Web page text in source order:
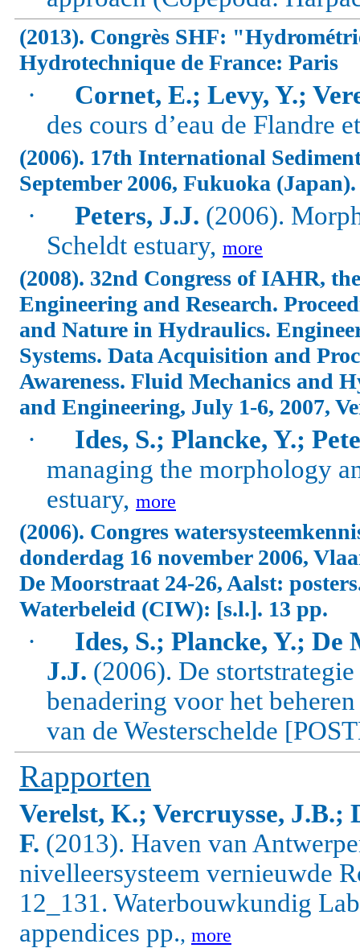
(2013). Congrès SHF:
Hydrotechnique de France: Paris
·
Cornet, E.; Levy, Y.;
des cours d’eau de Flandre
(2006). 17th International
September 2006, Fukuoka
· Peters, J.J. (2006).
Scheldt estuary, more
(2008). 32nd Congress of IAHR,
Engineering and Research.
and Nature in Hydraulics.
Systems. Data Acquisition and
Awareness. Fluid Mechanics and
and Engineering, July 1-6, 2007,
·
Ides, S.; Plancke, Y.;
managing the morphology
estuary, more
(2006). Congres
donderdag 16 november 2006,
De Moorstraat 24-26, Aalst:
Waterbeleid (CIW): [s.l.]. 13 pp.
·
Ides, S.; Plancke, Y.;
J.J. (2006). De
benadering voor het
van de Westerschelde
Rapporten
Verelst, K.; Vercruysse, J.B.;
F. (2013). Haven van
nivelleersysteem vernieuwde
12_131. Waterbouwkundig
appendices pp., more